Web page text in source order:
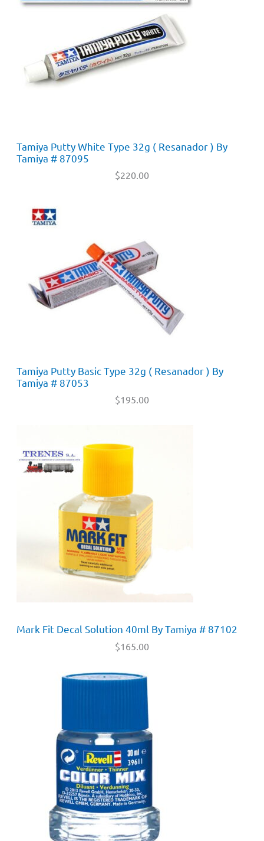
Tamiya Putty White Type 32g ( Resanador ) By
Tamiya # 87095
$220.00
Tamiya Putty Basic Type 32g ( Resanador ) By
Tamiya # 87053
$195.00
Mark Fit Decal Solution 40ml By Tamiya # 87102
$165.00